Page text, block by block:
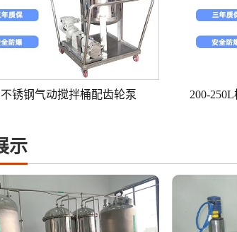
锈钢气动搅拌桶配齿轮泵 200-
示